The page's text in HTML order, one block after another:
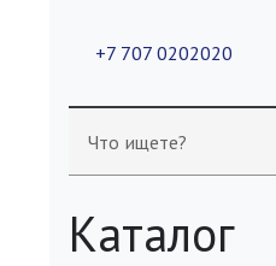
+7 707 0202020
Что ищете?
Каталог